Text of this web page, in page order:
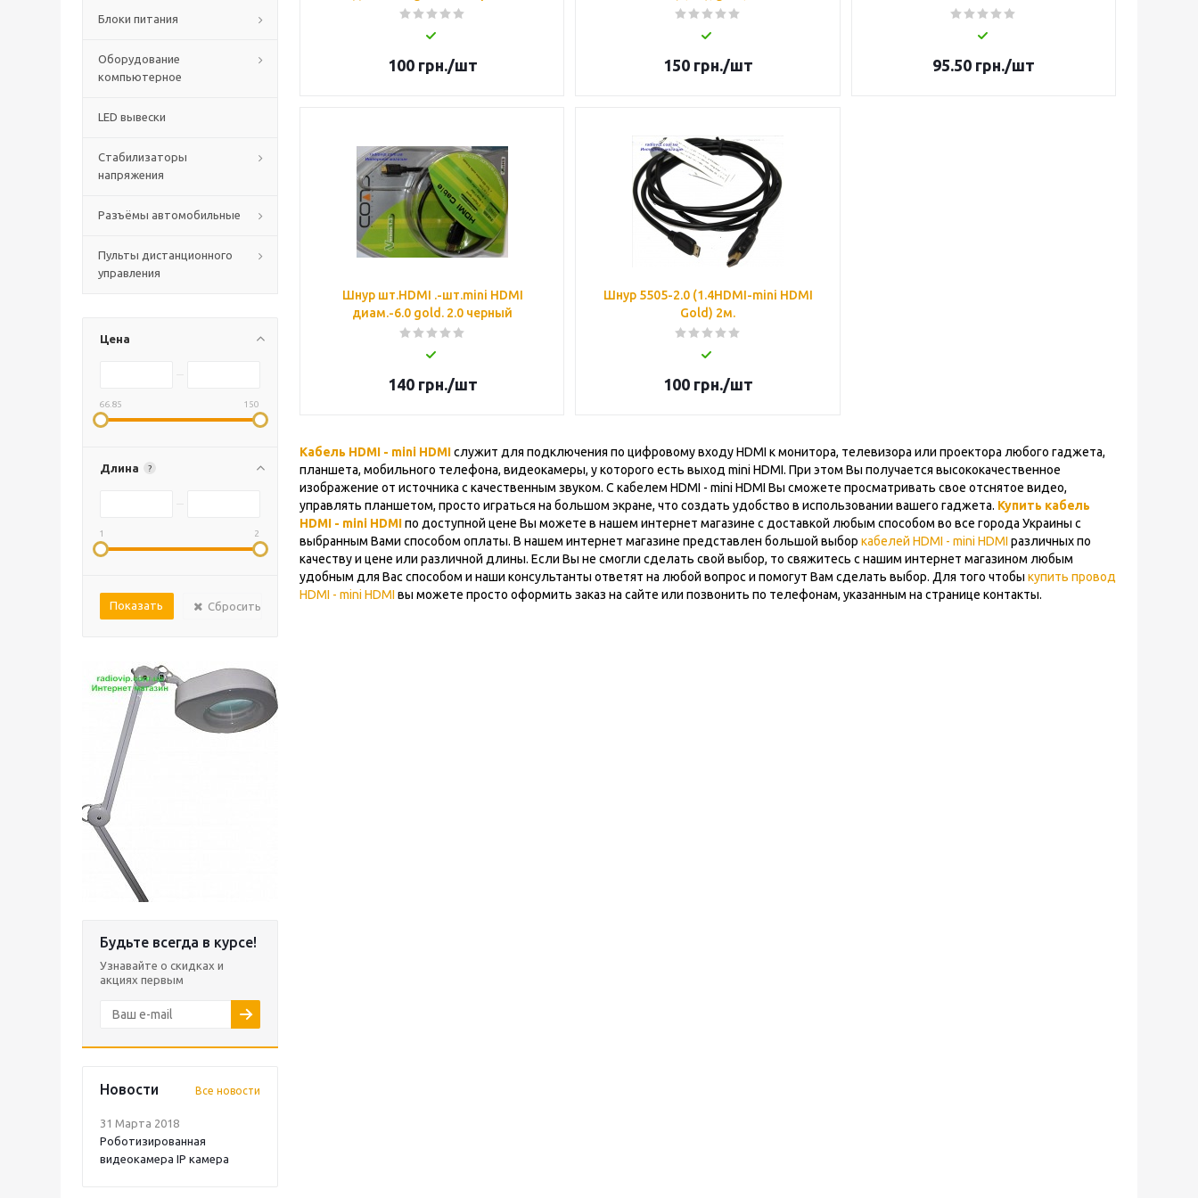
Блоки питания
Оборудование
компьютерное
LED вывески
Стабилизаторы
напряжения
Разъёмы автомобильные
Пульты дистанционного
управления
Цена
66.85 150
Длина ?
1 2
Сбросить
Будьте всегда в курсе!
Узнавайте о скидках и
акциях первым
Новости Все новости
31 Марта 2018
Роботизированная
видеокамера IP камера
100грн./шт 150грн./шт 95.50 грн./шт
Шнур шт.HDMI .-шт.mini HDMI
диам.-6.0 gold. 2.0 черный
140грн./шт
Шнур 5505-2.0 (1.4HDMI-mini HDMI
Gold) 2м.
100грн./шт
Кабель HDMI - mini HDMIслужит для подключения по цифровому входу HDMI к монитора, телевизора или проектора любого гаджета,
планшета, мобильного телефона, видеокамеры, у которого есть выход mini HDMI. При этом Вы получается высококачественное
изображение от источника с качественным звуком. С кабелем HDMI - mini HDMI Вы сможете просматривать свое отснятое видео,
управлять планшетом, просто играться на большом экране, что создать удобство в использовании вашего гаджета. Купить кабель
HDMI - mini HDMIпо доступной цене Вы можете в нашем интернет магазине с доставкой любым способом во все города Украины с
выбранным Вами способом оплаты. В нашем интернет магазине представлен большой выбор кабелей HDMI - miniHDMIразличных по
качеству и цене или различной длины. Если Вы не смогли сделать свой выбор, то свяжитесь с нашим интернет магазином любым
удобным для Вас способом и наши консультанты ответят на любой вопрос и помогут Вам сделать выбор. Для того чтобы купить провод
HDMI - mini HDMIвы можете просто оформить заказ на сайте или позвонить по телефонам, указанным на странице контакты.